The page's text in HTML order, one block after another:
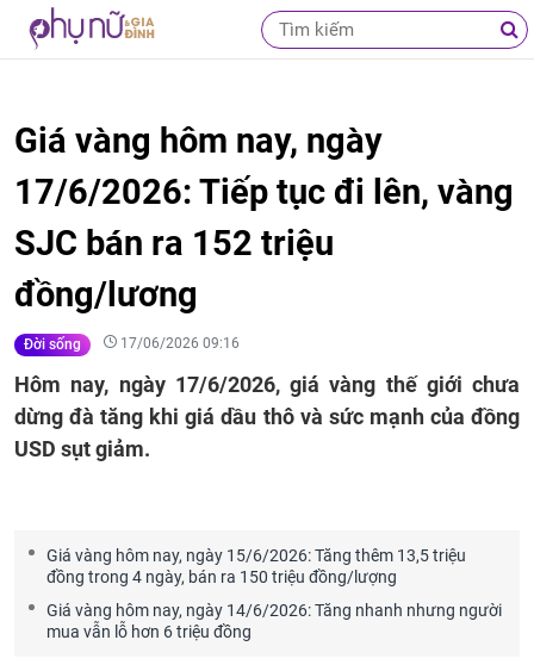
Giá vàng hôm nay, ngày
17/6/2026: Tiếp tục đi lên, vàng
SJC bán ra 152 triệu
đồng/lương
Đời sống 17/06/2026 09:16
Hôm nay, ngày 17/6/2026, giá vàng thế giới chưa
dừng đà tăng khi giá dầu thô và sức mạnh của đồng
USD sụt giảm.
Giá vàng hôm nay, ngày 15/6/2026: Tăng thêm 13,5 triệu
đồng trong 4 ngày, bán ra 150 triệu đồng/lượng
Giá vàng hôm nay, ngày 14/6/2026: Tăng nhanh nhưng người
mua vẫn lỗ hơn 6 triệu đồng